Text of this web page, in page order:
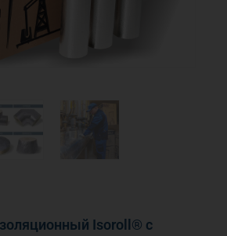
Isoroll® с